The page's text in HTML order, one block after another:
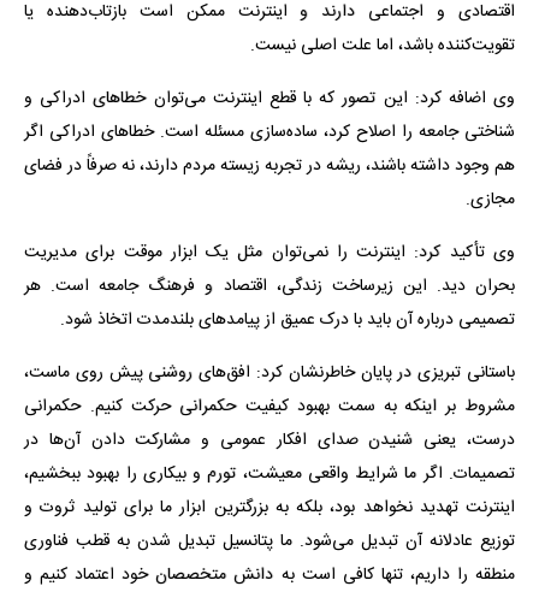
اقتصادی و اجتماعی دارند و اینترنت ممکن است بازتاب‌دهنده یا
تقویت‌کننده باشد، اما علت اصلی نیست.
وی اضافه کرد: این تصور که با قطع اینترنت می‌توان خطاهای ادراکی و
شناختی جامعه را اصلاح کرد، ساده‌سازی مسئله است. خطاهای ادراکی اگر
هم وجود داشته باشند، ریشه در تجربه زیسته مردم دارند، نه صرفاً در فضای
مجازی.
وی تأکید کرد: اینترنت را نمی‌توان مثل یک ابزار موقت برای مدیریت
بحران دید. این زیرساخت زندگی، اقتصاد و فرهنگ جامعه است. هر
تصمیمی درباره آن باید با درک عمیق از پیامدهای بلندمدت اتخاذ شود.
باستانی تبریزی در پایان خاطرنشان کرد: افق‌های روشنی پیش روی ماست،
مشروط بر اینکه به سمت بهبود کیفیت حکمرانی حرکت کنیم. حکمرانی
درست، یعنی شنیدن صدای افکار عمومی و مشارکت دادن آن‌ها در
تصمیمات. اگر ما شرایط واقعی معیشت، تورم و بیکاری را بهبود ببخشیم،
اینترنت تهدید نخواهد بود، بلکه به بزرگترین ابزار ما برای تولید ثروت و
توزیع عادلانه آن تبدیل می‌شود. ما پتانسیل تبدیل شدن به قطب فناوری
منطقه را داریم، تنها کافی است به دانش متخصصان خود اعتماد کنیم و